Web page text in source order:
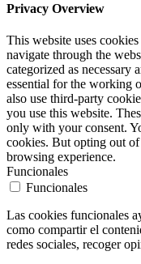
Privacy Overview
This website uses
navigate through the
categorized as necessary
essential for the working
also use third-party
you use this website.
only with your consent.
cookies. But opting out
browsing experience.
Funcionales
Funcionales
Las cookies funcionales
como compartir el
redes sociales, recoger